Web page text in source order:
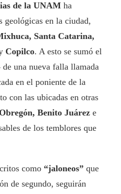
de la UNAM ha
en la ciudad,
Santa Catarina,
Copilco. A esto se sumó el
una nueva falla llamada
en el poniente de la
con las ubicadas en otras
Benito Juárez e
de los temblores que
como “jaloneos” que
de segundo, seguirán